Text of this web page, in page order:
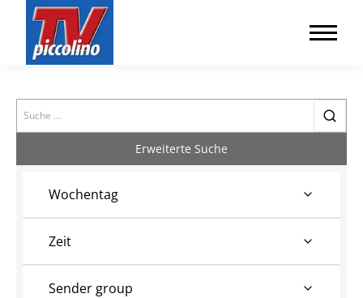
Search
Erweiterte Suche
Wochentag
Zeit
Sender group